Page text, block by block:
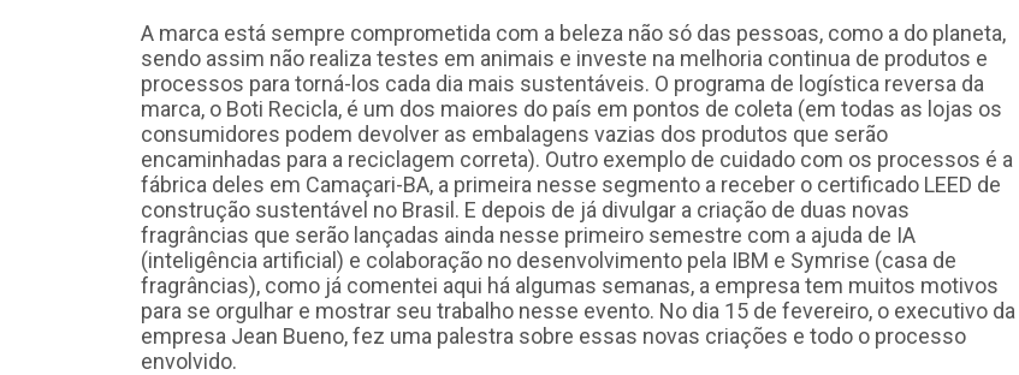
A marca está sempre comprometida com a beleza não só das pessoas, como a do planeta,
sendo assim não realiza testes em animais e investe na melhoria continua de produtos e
processos para torná-los cada dia mais sustentáveis. O programa de logística reversa da
marca, o Boti Recicla, é um dos maiores do país em pontos de coleta (em todas as lojas os
consumidores podem devolver as embalagens vazias dos produtos que serão
encaminhadas para a reciclagem correta). Outro exemplo de cuidado com os processos é a
fábrica deles em Camaçari-BA, a primeira nesse segmento a receber o certificado LEED de
construção sustentável no Brasil. E depois de já divulgar a criação de duas novas
fragrâncias que serão lançadas ainda nesse primeiro semestre com a ajuda de IA
(inteligência artificial) e colaboração no desenvolvimento pela IBM e Symrise (casa de
fragrâncias), como já comentei aqui há algumas semanas, a empresa tem muitos motivos
para se orgulhar e mostrar seu trabalho nesse evento. No dia 15 de fevereiro, o executivo da
empresa Jean Bueno, fez uma palestra sobre essas novas criações e todo o processo
envolvido.